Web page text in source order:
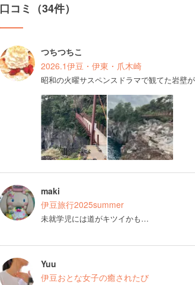
口コミ（34件）
つちつちこ
2026.1伊豆・伊東・爪木崎
昭和の火曜サスペンスドラマで観てた岩壁
maki
伊豆旅行2025summer
未就学児には道がキツイかも…
Yuu
伊豆おとな女子の癒されたび